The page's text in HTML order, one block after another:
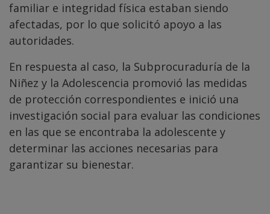
familiar e integridad física estaban siendo
afectadas, por lo que solicitó apoyo a las
autoridades.
En respuesta al caso, la Subprocuraduría de la
Niñez y la Adolescencia promovió las medidas
de protección correspondientes e inició una
investigación social para evaluar las condiciones
en las que se encontraba la adolescente y
determinar las acciones necesarias para
garantizar su bienestar.